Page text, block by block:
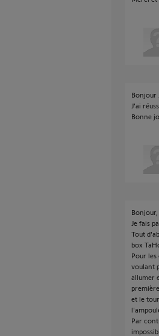
Bonjour
J'ai
Bonne
Bonjour,
Je fais
Tout
box
Pour
voulant
allumer
et le
Par